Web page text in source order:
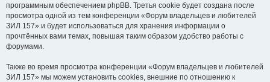
программным обеспечением phpBB. Третья cookie будет создана после
просмотра одной из тем конференции «Форум владельцев и любителей
ЗИЛ 157» и будет использоваться для хранения информации о
прочтённых вами темах, повышая таким образом удобство работы с
форумами.
Также во время просмотра конференции «Форум владельцев и любителей
ЗИЛ 157» мы можем установить cookies, внешние по отношению к